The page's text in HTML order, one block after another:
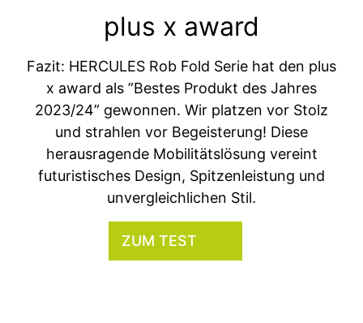
plus x award
Fazit: HERCULES Rob Fold Serie hat den plus
x award als ”Bestes Produkt des Jahres
2023/24” gewonnen. Wir platzen vor Stolz
und strahlen vor Begeisterung! Diese
herausragende Mobilitätslösung vereint
futuristisches Design, Spitzenleistung und
unvergleichlichen Stil.
ZUM TEST